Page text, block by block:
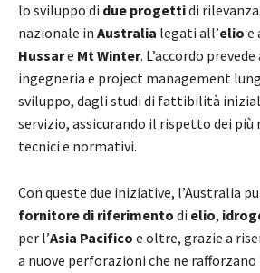
lo sviluppo di due progettidi
nazionale in Australia legati all’elio e
Hussare Mt Winter. L’accordo
ingegneria e project management
sviluppo, dagli studi di fattibilità
servizio, assicurando il rispetto dei più
tecnici e normativi.
Con queste due iniziative, l’Australia
fornitore di riferimento di elio,
per l’Asia Pacifico e oltre, grazie a
a nuove perforazioni che ne